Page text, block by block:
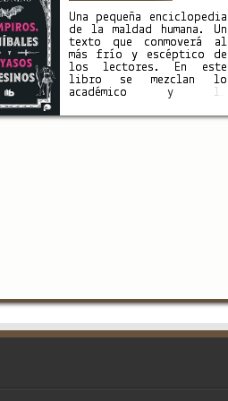
y hasta música, los
vampiros son un modelo
arquetípico de todos los
placeres …
Una pequeña enciclopedia
de la maldad humana. Un
texto que conmoverá al
más frío y escéptico de
los lectores. En este
libro se mezclan lo
académico y lo
narración fluida que nos